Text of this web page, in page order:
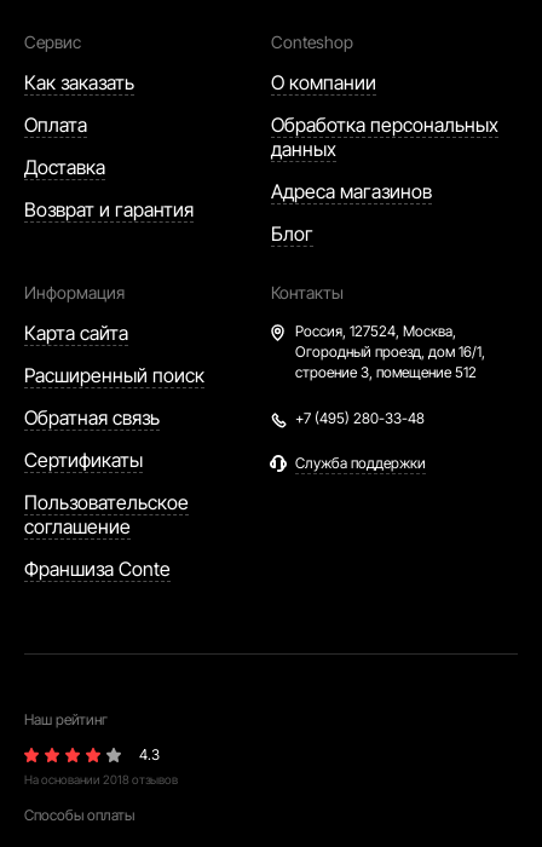
Сервис
Как заказать
Оплата
Доставка
Возврат и гарантия
Conteshop
О компании
Обработка персональных
данных
Адреса магазинов
Блог
Информация
Карта сайта
Расширенный поиск
Обратная связь
Сертификаты
Пользовательское
соглашение
Франшиза Conte
Контакты
Россия, 127524, Москва,
Огородный проезд, дом 16/1,
строение 3, помещение 512
+7 (495) 280-33-48
Служба поддержки
Наш рейтинг
4.3
На основании 2018 отзывов
Способы оплаты